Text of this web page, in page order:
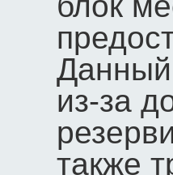
Данный
из-за
также